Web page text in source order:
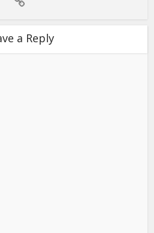
a Reply